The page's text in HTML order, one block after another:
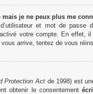
je ne peux plus me
et mot de
votre compte. En effet,
arrive, tentez de vous
Protection Act de 1998) est
obtenir le consentement